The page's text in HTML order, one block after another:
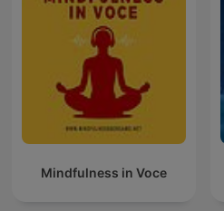
Mindfulness in Voce